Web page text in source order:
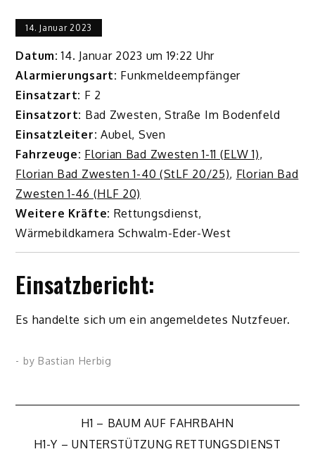
14. Januar 2023
Datum: 14. Januar 2023 um 19:22 Uhr
Alarmierungsart: Funkmeldeempfänger
Einsatzart: F 2
Einsatzort: Bad Zwesten, Straße Im Bodenfeld
Einsatzleiter: Aubel, Sven
Fahrzeuge: Florian Bad Zwesten 1-11 (ELW 1),
Florian Bad Zwesten 1-40 (StLF 20/25), Florian Bad
Zwesten 1-46 (HLF 20)
Weitere Kräfte: Rettungsdienst,
Wärmebildkamera Schwalm-Eder-West
Einsatzbericht:
Es handelte sich um ein angemeldetes Nutzfeuer.
- by Bastian Herbig
Beitragsnavigation
H1 – BAUM AUF FAHRBAHN
H1-Y – UNTERSTÜTZUNG RETTUNGSDIENST